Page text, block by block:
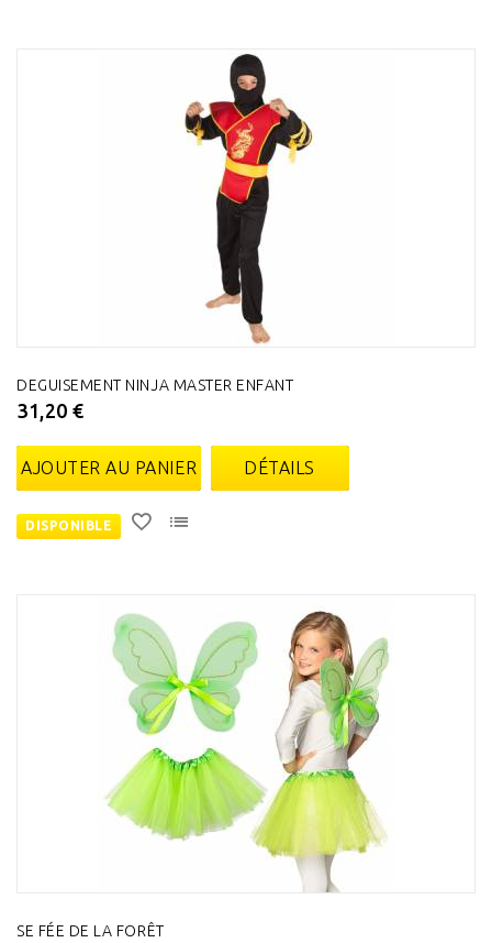
DEGUISEMENT NINJA MASTER ENFANT
31,20 €
AJOUTER AU PANIER DÉTAILS
DISPONIBLE
SE FÉE DE LA FORÊT